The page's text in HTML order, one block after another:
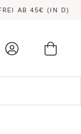
AB 45€ (IN D)